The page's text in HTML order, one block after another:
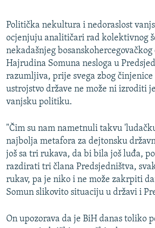
Politička nekultura i nedoraslost
ocjenjuju analitičari rad kolektivnog
nekadašnjeg
Hajrudina Somuna nesloga u
razumljiva, prije svega zbog činjenice
ustrojstvo države ne može ni izroditi
vanjsku politiku.
"Čim su nam nametnuli takvu
najbolja metafora za dejtonsku
još sa tri rukava, da bi bila još luđa,
razdirati tri člana Predsjedništva,
rukav, pa je niko i ne može zakrpiti
Somun slikovito situaciju u državi i
On upozorava da je BiH danas toliko